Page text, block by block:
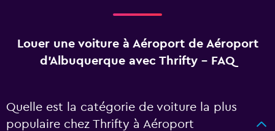
Louer une voiture à Aéroport de Aéroport
d'Albuquerque avec Thrifty - FAQ
Quelle est la catégorie de voiture la plus
populaire chez Thrifty à Aéroport